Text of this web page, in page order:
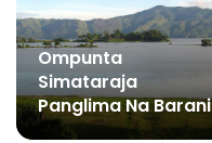
Ompunta
Simataraja
Panglima Na Barani